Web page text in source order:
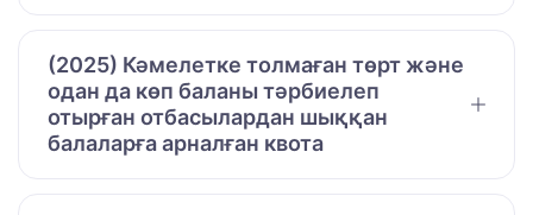
(2025) Кәмелетке толмаған төрт және
одан да көп баланы тәрбиелеп
отырған отбасылардан шыққан
балаларға арналған квота